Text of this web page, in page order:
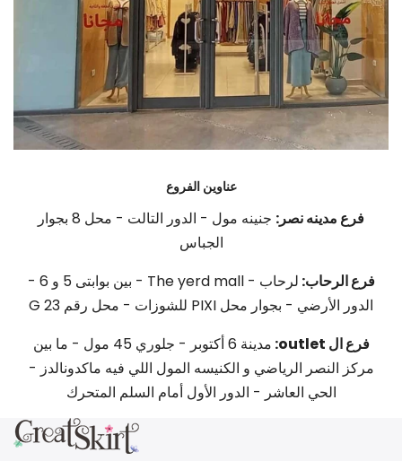
عناوين الفروع
فرع مدينه نصر:
جنينه مول - الدور التالت - محل 8 بجوار
الجباس
فرع الرحاب:
لرحاب - The yerd mall - بين بوابتى 5 و 6 -
الدور الأرضي - بجوار محل PIXI للشوزات - محل رقم G 23
فرع ال outlet:
مدينة 6 أكتوبر - جلوري 45 مول - ما بين
مركز النصر الرياضي و الكنيسه المول اللي فيه ماكدونالدز -
الحي العاشر - الدور الأول أمام السلم المتحرك